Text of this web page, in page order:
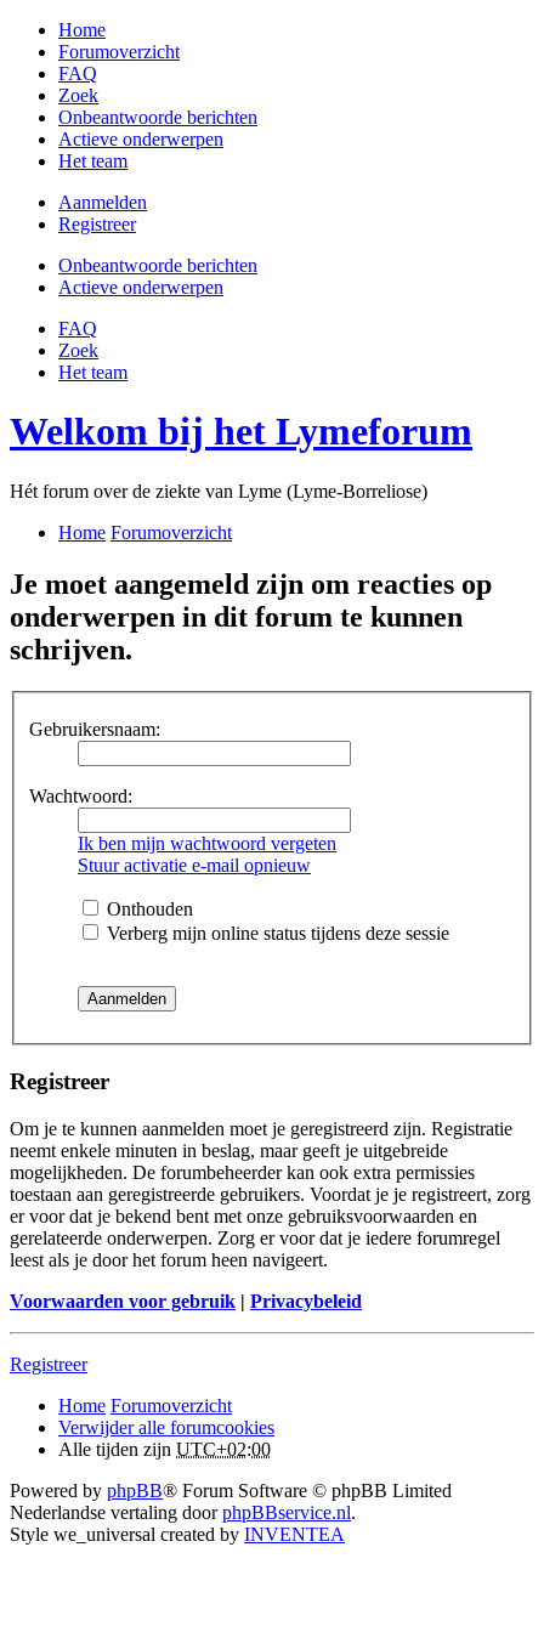
Home
Forumoverzicht
FAQ
Zoek
Onbeantwoorde berichten
Actieve onderwerpen
Het team
Aanmelden
Registreer
Onbeantwoorde berichten
Actieve onderwerpen
FAQ
Zoek
Het team
Welkom bij het Lymeforum
Hét forum over de ziekte van Lyme (Lyme-Borreliose)
Home Forumoverzicht
Je moet aangemeld zijn om reacties op
onderwerpen in dit forum te kunnen
schrijven.
Gebruikersnaam:
Wachtwoord:
Ik ben mijn wachtwoord vergeten
Stuur activatie e-mail opnieuw
Onthouden
Verberg mijn online status tijdens deze sessie
Registreer
Om je te kunnen aanmelden moet je geregistreerd zijn. Registratie
neemt enkele minuten in beslag, maar geeft je uitgebreide
mogelijkheden. De forumbeheerder kan ook extra permissies
toestaan aan geregistreerde gebruikers. Voordat je je registreert, zorg
er voor dat je bekend bent met onze gebruiksvoorwaarden en
gerelateerde onderwerpen. Zorg er voor dat je iedere forumregel
leest als je door het forum heen navigeert.
Voorwaarden voor gebruik | Privacybeleid
Registreer
Home Forumoverzicht
Verwijder alle forumcookies
Alle tijden zijn UTC+02:00
Powered by phpBB® Forum Software © phpBB Limited
Nederlandse vertaling doorphpBBservice.nl.
Style we_universal created by INVENTEA